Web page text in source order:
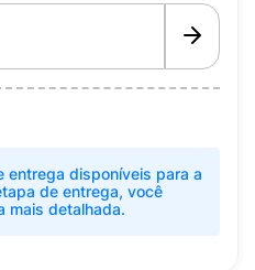
entrega disponíveis para a
de entrega, você
mais detalhada.